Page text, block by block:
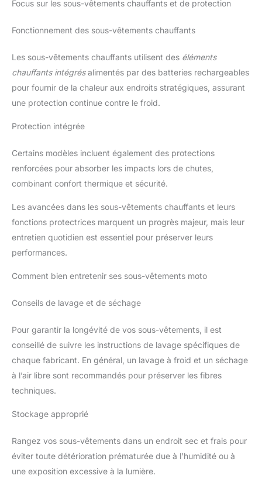
Focus sur les sous-vêtements chauffants et de protection
Fonctionnement des sous-vêtements chauffants
Les sous-vêtements chauffants utilisent des éléments
chauffants intégrésalimentés par des batteries rechargeables
pour fournir de la chaleur aux endroits stratégiques, assurant
une protection continue contre le froid.
Protection intégrée
Certains modèles incluent également des protections
renforcées pour absorber les impacts lors de chutes,
combinant confort thermique et sécurité.
Les avancées dans les sous-vêtements chauffants et leurs
fonctions protectrices marquent un progrès majeur, mais leur
entretien quotidien est essentiel pour préserver leurs
performances.
Comment bien entretenir ses sous-vêtements moto
Conseils de lavage et de séchage
Pour garantir la longévité de vos sous-vêtements, il est
conseillé de suivre les instructions de lavage spécifiques de
chaque fabricant. En général, un lavage à froid et un séchage
à l’air libre sont recommandés pour préserver les fibres
techniques.
Stockage approprié
Rangez vos sous-vêtements dans un endroit sec et frais pour
éviter toute détérioration prématurée due à l’humidité ou à
une exposition excessive à la lumière.